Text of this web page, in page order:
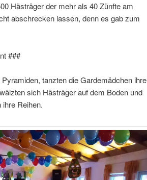
Hästräger der mehr als 40 Zünfte am
abschrecken lassen, denn es gab zum
###
tanzten die Gardemädchen ihre
sich Hästräger auf dem Boden und
Reihen.